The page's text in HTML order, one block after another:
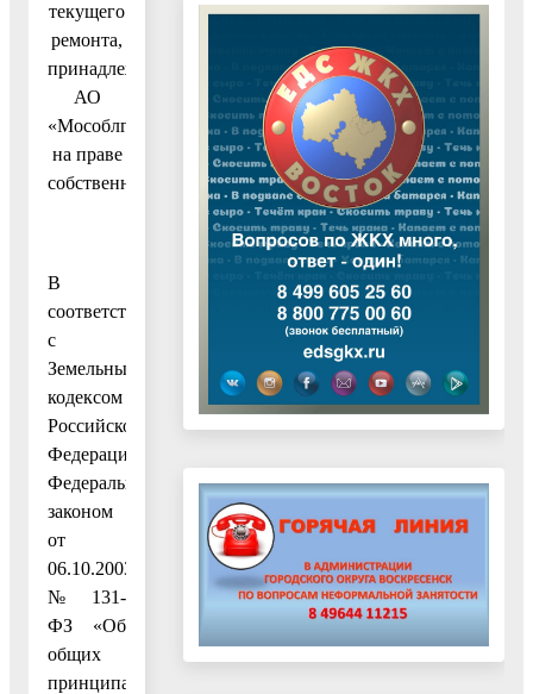
текущего
ремонта,
принадлежащего
АО
«Мособлгаз»
на праве
собственности
В
соответствии
с
Земельным
кодексом
Российской
Федерации,
Федеральным
законом
от
06.10.2003
№ 131-
ФЗ «Об
общих
принципах